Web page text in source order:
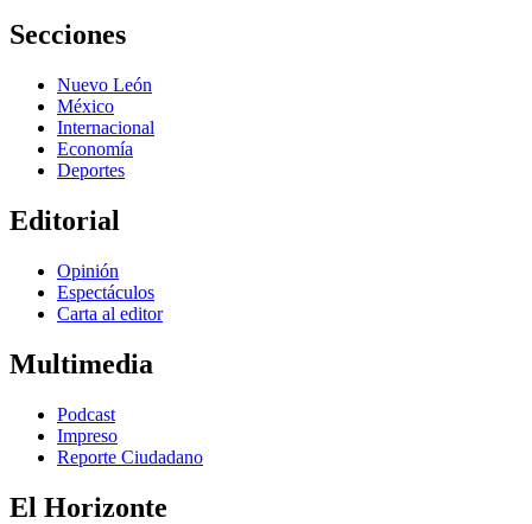
Secciones
Nuevo León
México
Internacional
Economía
Deportes
Editorial
Opinión
Espectáculos
Carta al editor
Multimedia
Podcast
Impreso
Reporte Ciudadano
El Horizonte